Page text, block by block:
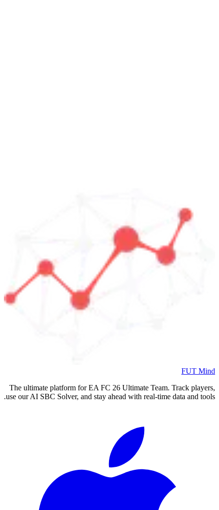
FUT Mind
The ultimate platform for EA FC 26 Ultimate Team. Track players,
use our AI SBC Solver, and stay ahead with real-time data and tools.